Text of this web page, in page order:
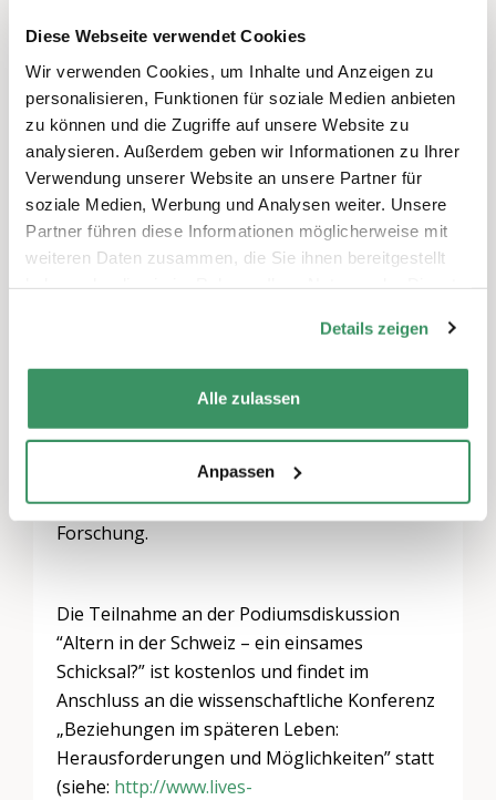
Diese Webseite verwendet Cookies
Wir verwenden Cookies, um Inhalte und Anzeigen zu
personalisieren, Funktionen für soziale Medien anbieten
zu können und die Zugriffe auf unsere Website zu
analysieren. Außerdem geben wir Informationen zu Ihrer
Verwendung unserer Website an unsere Partner für
soziale Medien, Werbung und Analysen weiter. Unsere
Partner führen diese Informationen möglicherweise mit
weiteren Daten zusammen, die Sie ihnen bereitgestellt
Details zeigen
Alle zulassen
Anpassen
häufen sich jedoch die Verluste geliebter
Menschen. Aber auch chronisches
Eingebundensein wie etwa Pflege des
Partners sowie gesundheitliche
Einschränkungen stellen Risikofaktoren für
soziale Isolation und Vereinsamung dar.
Einsamkeit ist mit hohen Kosten verbunden –
individuell und gesellschaftlich.
Was wird in der Schweiz getan gegen
der Praxis und was hat die Wissenschaft zu
deutschsprachigen öffentlichen
Podiumsdiskussion mit Vertretern aus
nationalen Interessengruppen, Politik und
Forschung.
Die Teilnahme an der Podiumsdiskussion
“Altern in der Schweiz – ein einsames
Schicksal?” ist kostenlos und findet im
Anschluss an die wissenschaftliche Konferenz
„Beziehungen im späteren Leben:
Herausforderungen und Möglichkeiten” statt
(siehe: http://www.lives-